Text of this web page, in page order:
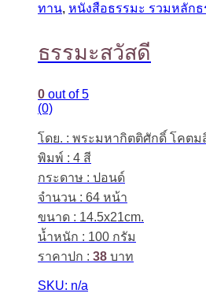
ทาน, หนังสือธรรมะ รวมหลัก
ธรรมะสวัสดี
0 out of 5
(0)
โดย. : พระมหากิตติศักดิ์ โคตม
พิมพ์ : 4 สี
กระดาษ : ปอนด์
จำนวน : 64 หน้า
ขนาด : 14.5x21cm.
น้ำหนัก : 100 กรัม
ราคาปก : 38 บาท
SKU: n/a